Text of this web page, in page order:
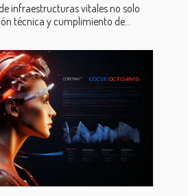
infraestructuras vitales no solo
técnica y cumplimiento de...